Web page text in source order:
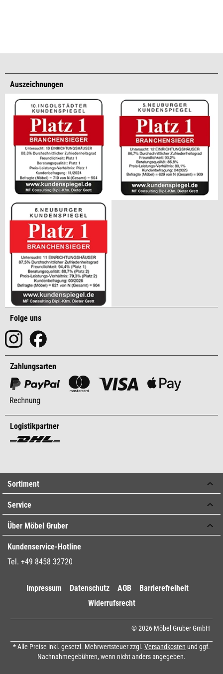
Auszeichnungen
Folge uns
Zahlungsarten
Logistikpartner
Sortiment
Service
Über Möbel Gruber
Kundenservice-Hotline
Tel. +49 8458 32720
Impressum Datenschutz AGB
Barrierefreiheit
Widerrufsrecht
© 2026 Möbel Gruber GmbH
* Alle Preise inkl. gesetzl. Mehrwertsteuer zzgl. Versandkosten und ggf.
Nachnahmegebühren, wenn nicht anders angegeben.